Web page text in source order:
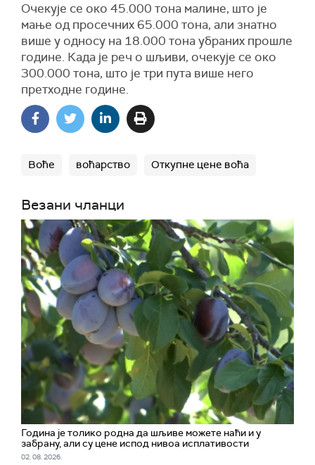
Очекује се око 45.000 тона малине, што је
мање од просечних 65.000 тона, али знатно
више у односу на 18.000 тона убраних прошле
године. Када је реч о шљиви, очекује се око
300.000 тона, што је три пута више него
претходне године.
Воће воћарство Откупне цене воћа
Везани чланци
Година је толико родна да шљиве можете наћи и у
забрану, али су цене испод нивоа исплативости
02. 08. 2026.